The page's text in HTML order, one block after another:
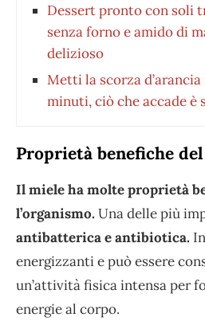
Dessert pronto con soli
senza forno e amido di
delizioso
Metti la scorza
minuti, ciò che accade è
Proprietà benefiche
Il miele ha molte proprietà
l’organismo. Una delle più
antibatterica e antibiotica.
energizzanti e può essere
un’attività fisica intensa per
energie al corpo.